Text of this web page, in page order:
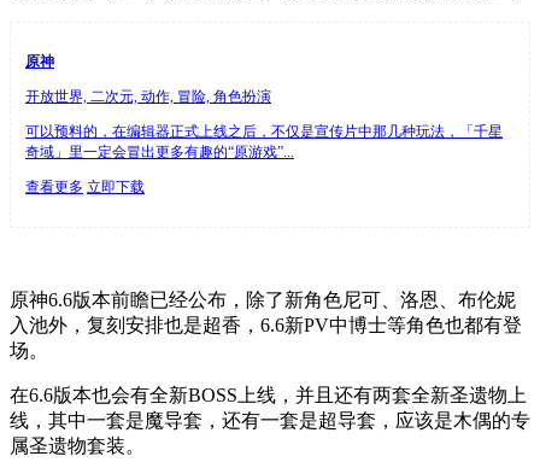
原神
开放世界, 二次元, 动作, 冒险, 角色扮演
可以预料的，在编辑器正式上线之后，不仅是宣传片中那几种玩法，「千星
奇域」里一定会冒出更多有趣的“原游戏”...
查看更多 立即下载
原神6.6版本前瞻已经公布，除了新角色尼可、洛恩、布伦妮
入池外，复刻安排也是超香，6.6新PV中博士等角色也都有登
场。
在6.6版本也会有全新BOSS上线，并且还有两套全新圣遗物上
线，其中一套是魔导套，还有一套是超导套，应该是木偶的专
属圣遗物套装。